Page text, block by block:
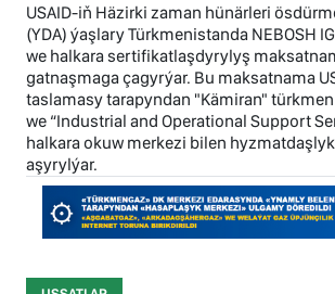
USAID-iň Häzirki zaman hünärleri
(YDA) ýaşlary Türkmenistanda NEBOSH
we halkara sertifikatlaşdyrylyş
gatnaşmaga çagyrýar. Bu maksatnama
taslamasy tarapyndan "Kämiran"
we “Industrial and Operational Support
halkara okuw merkezi bilen
aşyrylýar.